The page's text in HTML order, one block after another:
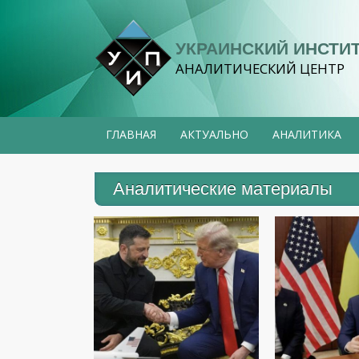
УКРАИНСКИЙ
АНАЛИТИЧЕСКИЙ ЦЕНТР
ГЛАВНАЯ АКТУАЛЬНО АНАЛИТИКА
Аналитические материалы